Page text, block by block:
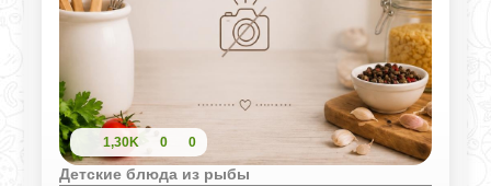
1,30K 0 0
Детские блюда из рыбы